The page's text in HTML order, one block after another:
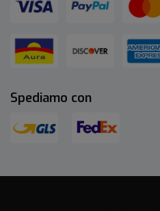
Spediamo con